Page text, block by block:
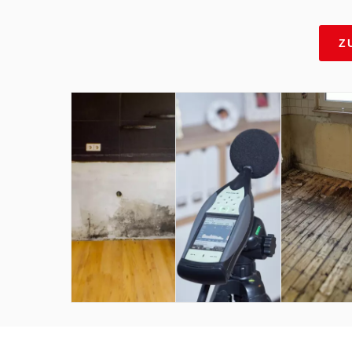
Schimmelbefall
durch
Wasserschäden,
Baumängel und
Nutzerverhalten
Mehr erfahren
Mehr